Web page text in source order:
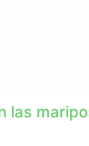
las